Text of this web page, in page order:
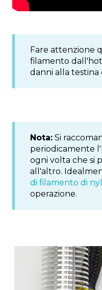
Fare attenzione
filamento
danni alla testina
Nota: Si
periodicamente
ogni volta che si
all'altro.
di filamento di
operazione.